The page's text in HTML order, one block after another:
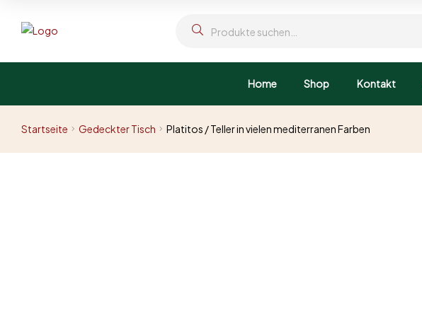
Home Shop Kontakt
Startseite Gedeckter Tisch Platitos / Teller in vielen mediterranen Farben